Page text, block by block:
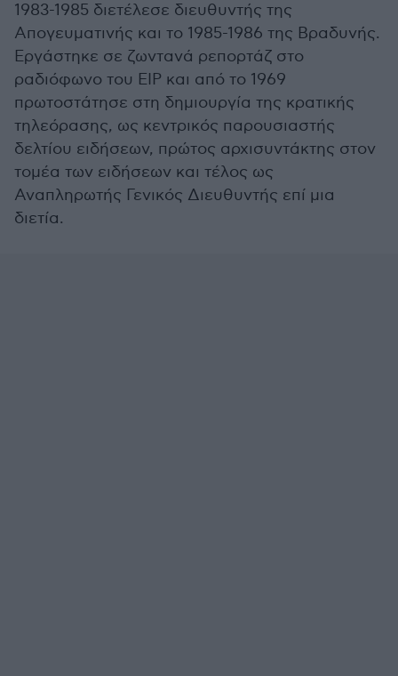
1983-1985 διετέλεσε διευθυντής της
Απογευματινής και το 1985-1986 της Βραδυνής.
Εργάστηκε σε ζωντανά ρεπορτάζ στο
ραδιόφωνο του ΕΙΡ και από το 1969
πρωτοστάτησε στη δημιουργία της κρατικής
τηλεόρασης, ως κεντρικός παρουσιαστής
δελτίου ειδήσεων, πρώτος αρχισυντάκτης στον
τομέα των ειδήσεων και τέλος ως
Αναπληρωτής Γενικός Διευθυντής επί μια
διετία.